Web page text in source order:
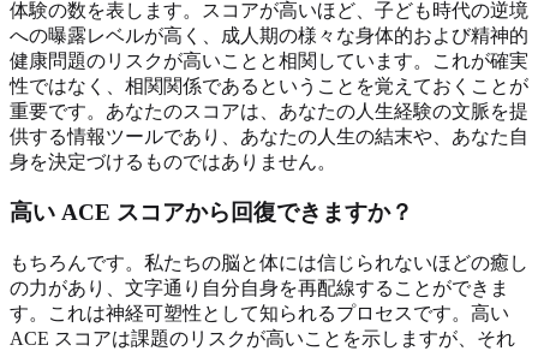
体験の数を表します。スコアが高いほど、子ども時代の逆境
への曝露レベルが高く、成人期の様々な身体的および精神的
健康問題のリスクが高いことと相関しています。これが確実
性ではなく、相関関係であるということを覚えておくことが
重要です。あなたのスコアは、あなたの人生経験の文脈を提
供する情報ツールであり、あなたの人生の結末や、あなた自
身を決定づけるものではありません。
高い ACE スコアから回復できますか？
もちろんです。私たちの脳と体には信じられないほどの癒し
の力があり、文字通り自分自身を再配線することができま
す。これは神経可塑性として知られるプロセスです。高い
ACE スコアは課題のリスクが高いことを示しますが、それ